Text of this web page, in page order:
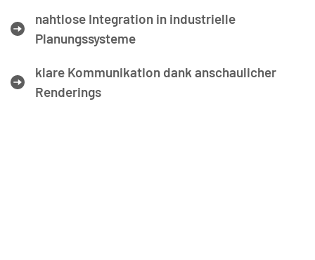
nahtlose Integration in industrielle
Planungssysteme
klare Kommunikation dank anschaulicher
Renderings